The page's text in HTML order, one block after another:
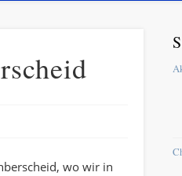
wo wir in